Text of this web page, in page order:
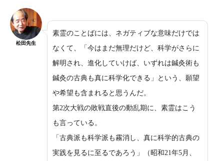
松田先生
素霊のことばには、ネガティブな意味だけでは
なくて、「今はまだ無理だけど、科学がさらに
解明され、進化していけば、いずれは鍼灸術も
鍼灸の古典も真に科学化できる」という、願望
や希望も含まれると思うんだ。
第2次大戦の敗戦直後の動乱期に、素霊はこう
も言っている。
「古典派も科学派も霧消し、真に科学的古典の
実践を見るに至るであろう」（昭和21年5月、